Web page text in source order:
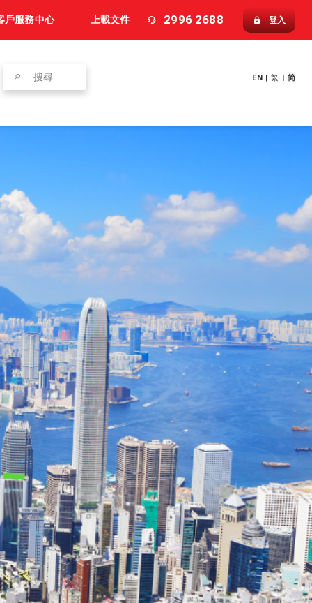
戶服務中心 上載文件 2996 2688 登入
EN | 繁 | 简